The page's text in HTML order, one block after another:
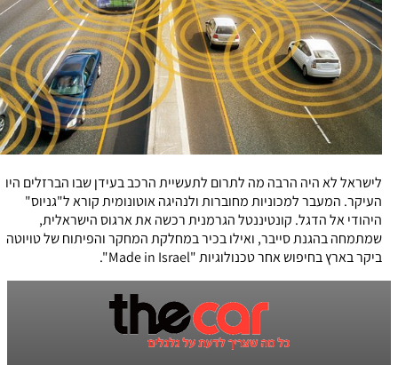
לישראל לא היה הרבה מה לתרום לתעשיית הרכב בעידן שבו הברזלים היו
העיקר. המעבר למכוניות מחוברות ולנהיגה אוטונומית קורא ל"גניוס"
היהודי אל הדגל. קונטיננטל הגרמנית רכשה את ארגוס הישראלית,
שמתמחה בהגנת סייבר, ואילו בכיר במחלקת המחקר והפיתוח של טויוטה
ביקר בארץ בחיפוש אחר טכנולוגיות "Made in Israel".